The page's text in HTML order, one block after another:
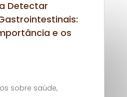
Detectar
e os
sobre saúde,